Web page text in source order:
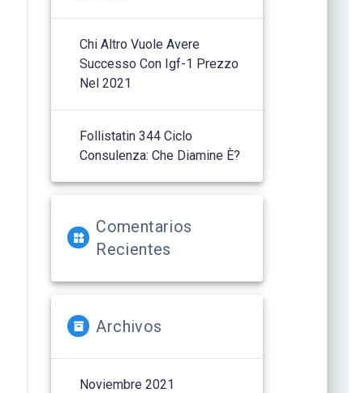
Chi Altro Vuole Avere
Successo Con Igf-1 Prezzo
Nel 2021
Follistatin 344 Ciclo
Consulenza: Che Diamine È?
Comentarios
Recientes
Archivos
Noviembre 2021